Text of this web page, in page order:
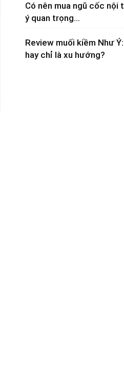
Có nên mua ngũ cốc nội
ý quan trọng...
Review muối kiềm Như
hay chỉ là xu hướng?